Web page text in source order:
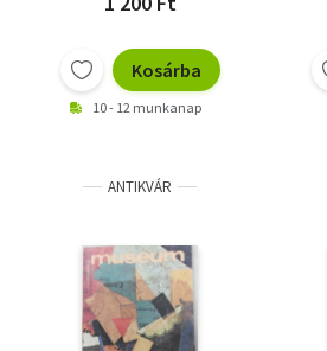
Kosárba
10 - 12 munkanap
ANTIKVÁR